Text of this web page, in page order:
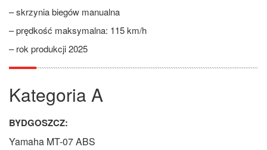
– skrzynia biegów manualna
– prędkość maksymalna: 115 km/h
– rok produkcji 2025
Kategoria A
BYDGOSZCZ:
Yamaha MT-07 ABS